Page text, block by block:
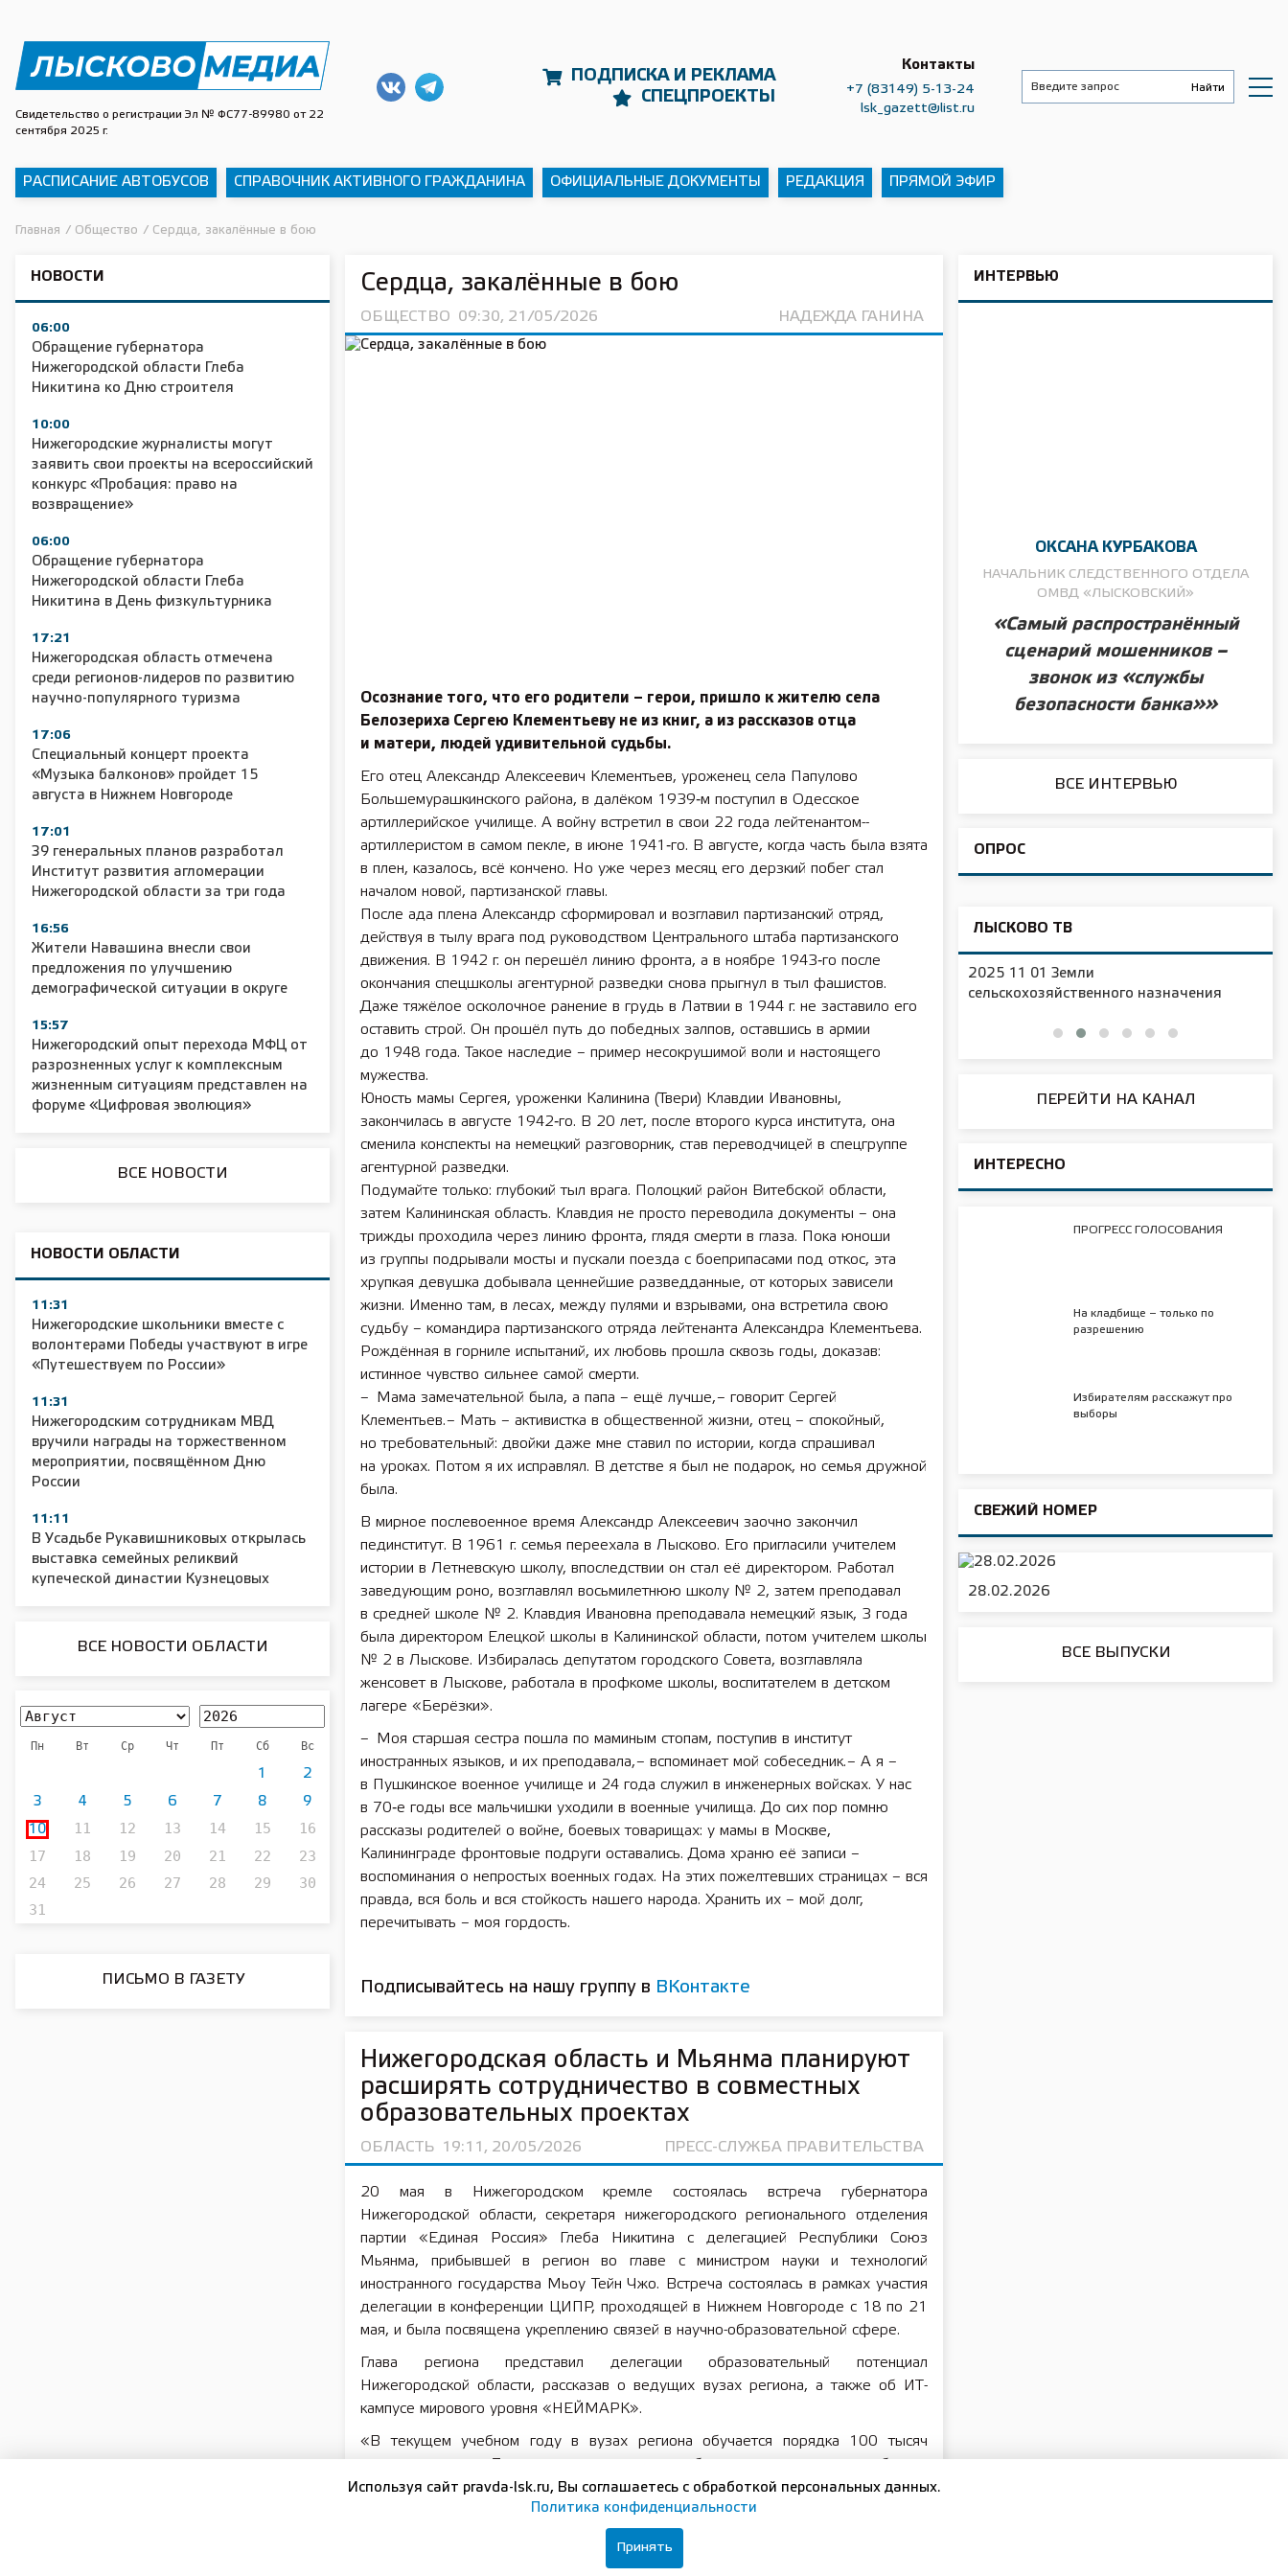
Свидетельство о регистрации Эл № ФС77-89980 от 22
сентября 2025 г.
ПОДПИСКА И РЕКЛАМА
СПЕЦПРОЕКТЫ
Контакты
+7 (83149) 5-13-24
lsk_gazett@list.ru
РАСПИСАНИЕ АВТОБУСОВ СПРАВОЧНИК АКТИВНОГО ГРАЖДАНИНА ОФИЦИАЛЬНЫЕ ДОКУМЕНТЫ РЕДАКЦИЯ ПРЯМОЙ ЭФИР
Главная / Общество / Сердца, закалённые в бою
НОВОСТИ
06:00
Обращение губернатора
Нижегородской области Глеба
Никитина ко Дню строителя
10:00
Нижегородские журналисты могут
заявить свои проекты на всероссийский
конкурс «Пробация: право на
возвращение»
06:00
Обращение губернатора
Нижегородской области Глеба
Никитина в День физкультурника
17:21
Нижегородская область отмечена
среди регионов-лидеров по развитию
научно-популярного туризма
17:06
Специальный концерт проекта
«Музыка балконов» пройдет 15
августа в Нижнем Новгороде
17:01
39 генеральных планов разработал
Институт развития агломерации
Нижегородской области за три года
16:56
Жители Навашина внесли свои
предложения по улучшению
демографической ситуации в округе
15:57
Нижегородский опыт перехода МФЦ от
разрозненных услуг к комплексным
жизненным ситуациям представлен на
форуме «Цифровая эволюция»
ВСЕ НОВОСТИ
НОВОСТИ ОБЛАСТИ
11:31
Нижегородские школьники вместе с
волонтерами Победы участвуют в игре
«Путешествуем по России»
11:31
Нижегородским сотрудникам МВД
вручили награды на торжественном
мероприятии, посвящённом Дню
России
11:11
В Усадьбе Рукавишниковых открылась
выставка семейных реликвий
купеческой династии Кузнецовых
ВСЕ НОВОСТИ ОБЛАСТИ
Пн Вт Ср Чт Пт Сб Вс
1 2
3 4 5 6 7 8 9
10 11 12 13 14 15
16
17
18 19 20 21 22
23
24
25 26 27 28 29
30
31
ПИСЬМО В ГАЗЕТУ
Сердца, закалённые в бою
ОБЩЕСТВО 09:30, 21/05/2026 НАДЕЖДА ГАНИНА
Осознание того, что его родители – герои, пришло к жителю села
Белозериха Сергею Клементьеву не из книг, а из рассказов отца
и матери, людей удивительной судьбы.
Его отец Александр Алексеевич Клементьев, уроженец села Папулово
Большемурашкинского района, в далёком 1939‑м поступил в Одесское
артиллерийское училище. А вой­ну встретил в свои 22 года лейтенантом-­
артиллеристом в самом пекле, в июне 1941‑го. В августе, когда часть была взята
в плен, казалось, всё кончено. Но уже через месяц его дерзкий побег стал
началом новой, партизанской главы.
После ада плена Александр сформировал и возглавил партизанский отряд,
действуя в тылу врага под руководством Центрального штаба партизанского
движения. В 1942 г. он перешёл линию фронта, а в ноябре 1943‑го после
окончания спецшколы агентурной разведки снова прыгнул в тыл фашистов.
Даже тяжёлое осколочное ранение в грудь в Латвии в 1944 г. не заставило его
оставить строй. Он прошёл путь до ­победных залпов, оставшись в армии
до 1948 года. Такое наследие – пример несокрушимой воли и настоящего
мужества.
Юность мамы Сергея, уроженки Калинина (Твери) Клавдии Ивановны,
закончилась в августе 1942‑го. В 20 лет, после второго курса института, она
сменила конспекты на немецкий разговорник, став переводчицей в спецгруппе
агентурной разведки.
Подумайте только: глубокий тыл врага. Полоцкий район Витебской области,
затем Калининская область. Клавдия не просто переводила документы – она
трижды проходила через линию фронта, глядя смерти в глаза. Пока юноши
из группы подрывали мосты и пускали поезда с боеприпасами под откос, эта
хрупкая девушка добывала ценнейшие разведданные, от которых зависели
жизни. Именно там, в лесах, между пулями и взрывами, она встретила свою
судьбу – командира партизанского отряда лейтенанта Александра Клементьева.
Рождённая в горниле испытаний, их любовь прошла сквозь годы, доказав:
истинное чувство сильнее самой смерти.
– Мама замечательной была, а папа – ещё лучше, – говорит Сергей
Клементьев. – Мать – активистка в общественной жизни, отец – спокойный,
но требовательный: двой­ки даже мне ставил по истории, когда спрашивал
на уроках. Потом я их исправлял. В детстве я был не подарок, но семья дружной
была.
В мирное послевоенное время Александр Алексеевич заочно закончил
пединститут. В 1961 г. семья переехала в Лысково. Его пригласили учителем
истории в Летневскую школу, впоследствии он стал её директором. Работал
заведующим роно, возглавлял восьмилетнюю школу № 2, затем преподавал
в средней школе № 2. Клавдия Ивановна преподавала немецкий язык, 3 года
была директором Елецкой школы в Калининской области, потом учителем школы
№ 2 в Лыскове. Избиралась депутатом городского Совета, возглавляла
женсовет в Лыскове, работала в профкоме школы, воспитателем в детском
лагере «Берёзки».
– Моя старшая сестра пошла по маминым стопам, поступив в институт
иностранных языков, и их преподавала, – вспоминает мой собеседник. – А я –
в Пушкинское военное училище и 24 года служил в инженерных вой­сках. У нас
в 70‑е годы все мальчишки уходили в военные училища. До сих пор помню
рассказы родителей о вой­не, боевых товарищах: у мамы в Москве,
Калининграде фронтовые подруги оставались. Дома храню её записи –
воспоминания о непростых военных годах. На этих пожелтевших страницах – вся
правда, вся боль и вся стойкость нашего народа. Хранить их – мой долг,
перечитывать – моя гордость.
Подписывайтесь на нашу группу в ВКонтакте
Нижегородская область и Мьянма планируют
расширять сотрудничество в совместных
образовательных проектах
ОБЛАСТЬ 19:11, 20/05/2026 ПРЕСС-СЛУЖБА ПРАВИТЕЛЬСТВА
20 мая в Нижегородском кремле состоялась встреча губернатора
Нижегородской области, секретаря нижегородского регионального отделения
партии «Единая Россия» Глеба Никитина с делегацией Республики Союз
Мьянма, прибывшей в регион во главе с министром науки и технологий
иностранного государства Мьоу Тейн Чжо. Встреча состоялась в рамках участия
делегации в конференции ЦИПР, проходящей в Нижнем Новгороде с 18 по 21
мая, и была посвящена укреплению связей в научно-образовательной сфере.
Глава региона представил делегации образовательный потенциал
Нижегородской области, рассказав о ведущих вузах региона, а также об ИТ-
кампусе мирового уровня «НЕЙМАРК».
«В текущем учебном году в вузах региона обучается порядка 100 тысяч
среди которых 10 студентов из Мьянмы. Они обучаются по направлению
„ядерная энергетика и теплофизика“ в одном из главных технических
университетов не только региона, но и России — Нижегородском
государственном техническом университете имени Алексеева. Я думаю, что,
ИНТЕРВЬЮ
ОКСАНА КУРБАКОВА
НАЧАЛЬНИК СЛЕДСТВЕННОГО ОТДЕЛА
ОМВД «ЛЫСКОВСКИЙ»
«Самый распространённый
сценарий мошенников –
звонок из «службы
безопасности банка»»
ВСЕ ИНТЕРВЬЮ
ОПРОС
ЛЫСКОВО ТВ
11 01 Сельское хозяйство 2025
сельскохозяйственного назначения
2025 11 01 Новая образовательная
площадка в д/с №16
ПЕРЕЙТИ НА КАНАЛ
ИНТЕРЕСНО
ПРОГРЕСС ГОЛОСОВАНИЯ
На кладбище – только по
разрешению
Избирателям расскажут про
выборы
СВЕЖИЙ НОМЕР
28.02.2026
ВСЕ ВЫПУСКИ
Используя сайт pravda-lsk.ru, Вы соглашаетесь с обработкой персональных данных.
Политика конфиденциальности
Принять